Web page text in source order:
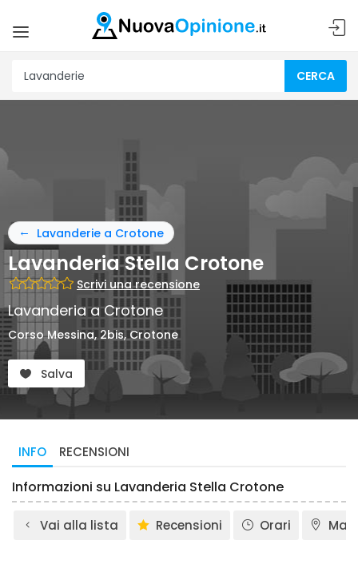
CERCA
Lavanderie a Crotone
Lavanderia Stella Crotone
Scrivi una recensione
Lavanderia a Crotone
Corso Messina, 2bis, Crotone
Salva
INFO RECENSIONI
Informazioni su Lavanderia Stella Crotone
Vai alla lista Recensioni Orari